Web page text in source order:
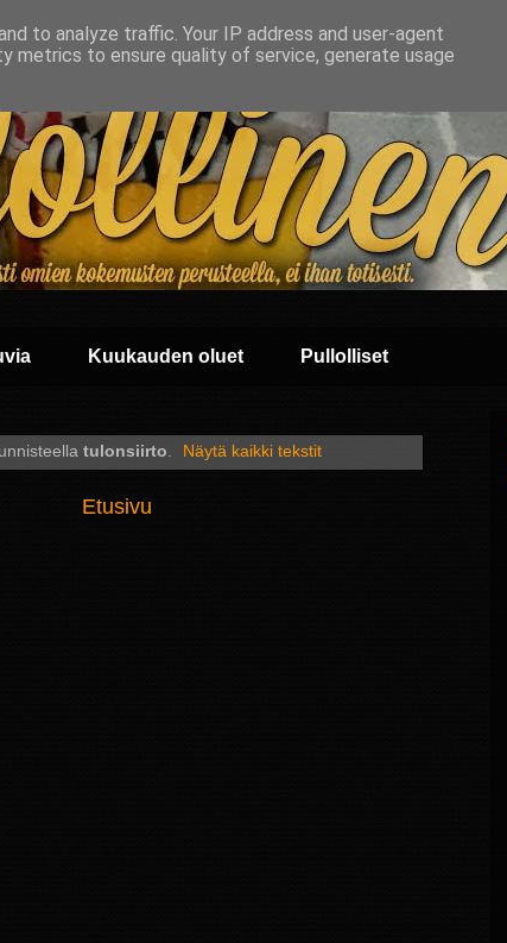
Kuukauden oluet Pullolliset
tulonsiirto. Näytä kaikki tekstit
Etusivu
to analyze traffic. Your IP address and user-agent
metrics to ensure quality of service, generate usage